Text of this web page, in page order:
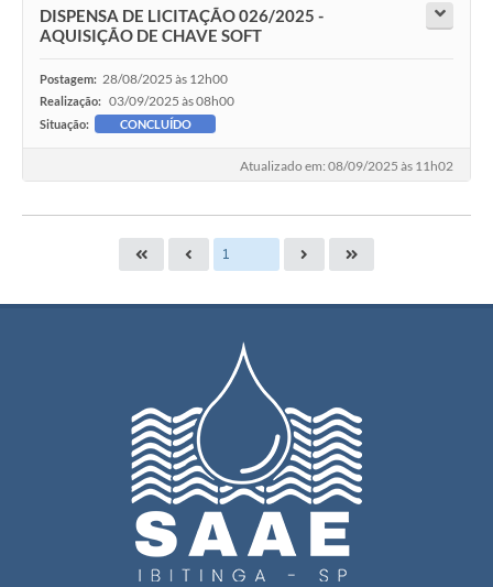
DISPENSA DE LICITAÇÃO 026/2025 -
AQUISIÇÃO DE CHAVE SOFT
Postagem: 28/08/2025 às 12h00
Realização: 03/09/2025 às 08h00
Situação: CONCLUÍDO
Atualizado em: 08/09/2025 às 11h02